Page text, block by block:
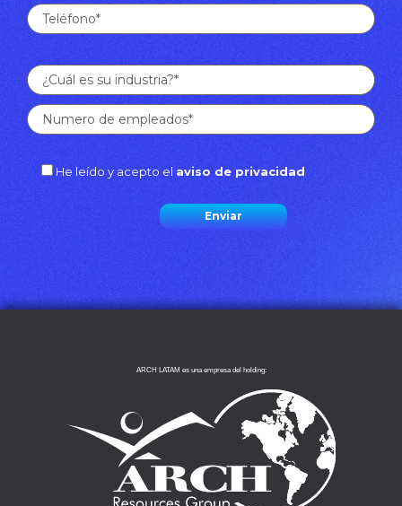
He leído y acepto el aviso de privacidad
ARCH LATAM es una empresa del holding: